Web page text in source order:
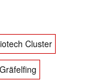
Cluster
Gräfelfing